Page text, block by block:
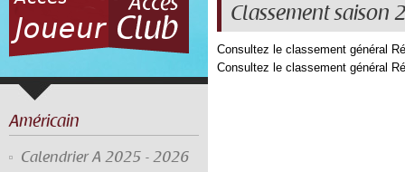
Américain
Calendrier A 2025 - 2026
Classement saison
Consultez le classement général
Consultez le classement général